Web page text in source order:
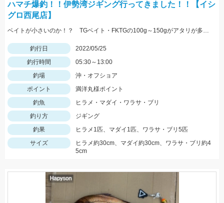
ハマチ爆釣！！伊勢湾ジギング行ってきました！！【イシ
グロ西尾店】
ベイトが小さいのか！？ TGベイト・FKTGの100g～150gがアタリが多かったです！！
釣行日
2022/05/25
釣行時間
05:30～13:00
釣場
沖・オフショア
ポイント
満洋丸様ポイント
釣魚
ヒラメ・マダイ・ワラサ・ブリ
釣り方
ジギング
釣果
ヒラメ1匹、マダイ1匹、ワラサ・ブリ5匹
サイズ
ヒラメ約30cm、マダイ約30cm、ワラサ・ブリ約4
5cm